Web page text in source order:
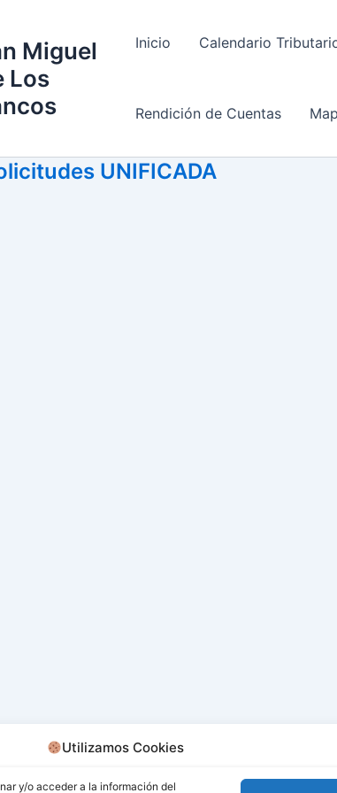
Utilizamos Cookies
y/o acceder a la información del
Miguel
Los
Inicio Calendario
Rendición de Cuentas
UNIFICADA